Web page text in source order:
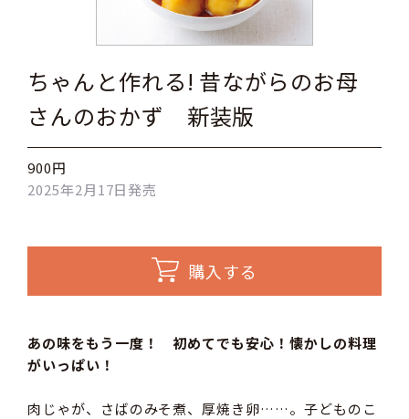
ちゃんと作れる! 昔ながらのお母
さんのおかず 新装版
900円
2025年2月17日発売
購入する
あの味をもう一度！ 初めてでも安心！懐かしの料理
がいっぱい！
肉じゃが、さばのみそ煮、厚焼き卵……。子どものこ